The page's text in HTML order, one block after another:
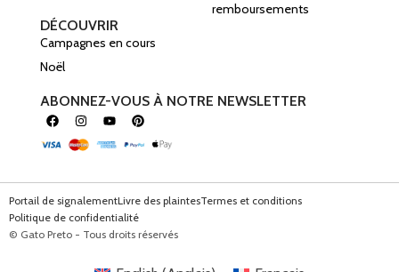
remboursements
DÉCOUVRIR
Campagnes en cours
Noël
ABONNEZ-VOUS À NOTRE NEWSLETTER
Portail de signalementLivre des plaintesTermes et conditions
Politique de confidentialité
© Gato Preto - Tous droits réservés